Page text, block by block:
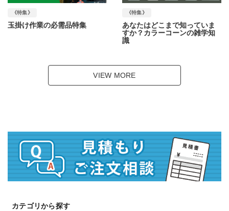
《特集》
玉掛け作業の必需品特集
《特集》
あなたはどこまで知っていま
すか？カラーコーンの雑学知
識
VIEW MORE
カテゴリから探す